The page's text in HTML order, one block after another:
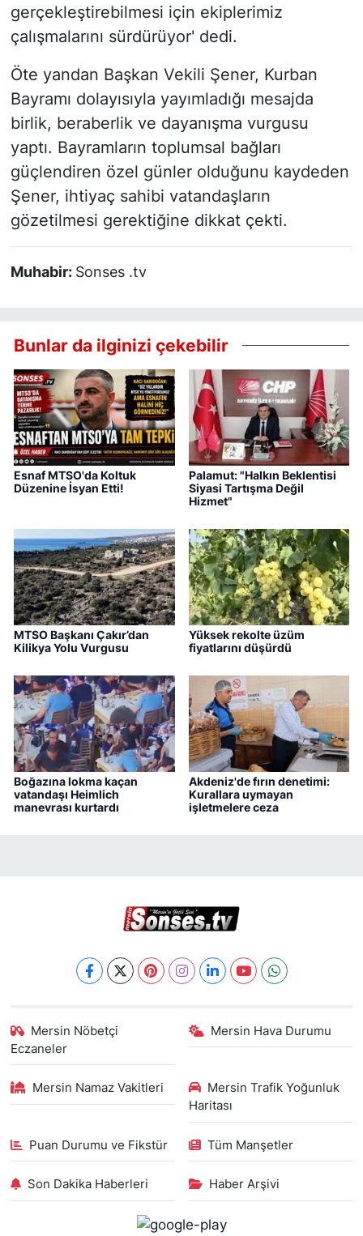
gerçekleştirebilmesi için ekiplerimiz
çalışmalarını sürdürüyor' dedi.
Öte yandan Başkan Vekili Şener, Kurban
Bayramı dolayısıyla yayımladığı mesajda
birlik, beraberlik ve dayanışma vurgusu
yaptı. Bayramların toplumsal bağları
güçlendiren özel günler olduğunu kaydeden
Şener, ihtiyaç sahibi vatandaşların
gözetilmesi gerektiğine dikkat çekti.
Muhabir: Sonses .tv
Bunlar da ilginizi çekebilir
Esnaf MTSO'da Koltuk
Düzenine İsyan Etti!
Palamut: "Halkın Beklentisi
Siyasi Tartışma Değil
Hizmet"
MTSO Başkanı Çakır’dan
Kilikya Yolu Vurgusu
Yüksek rekolte üzüm
fiyatlarını düşürdü
Boğazına lokma kaçan
vatandaşı Heimlich
manevrası kurtardı
Akdeniz'de fırın denetimi:
Kurallara uymayan
işletmelere ceza
Mersin Nöbetçi
Eczaneler
Mersin Hava Durumu
Mersin Namaz Vakitleri
Mersin Trafik Yoğunluk
Haritası
Puan Durumu ve Fikstür Tüm Manşetler
Son Dakika Haberleri Haber Arşivi